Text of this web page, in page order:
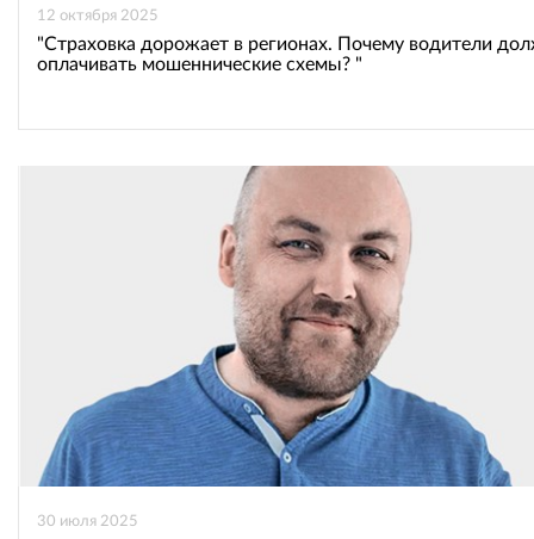
12 октября 2025
"Страховка дорожает в регионах. Почему водители
оплачивать мошеннические схемы? "
30 июля 2025